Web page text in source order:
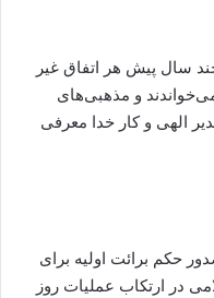
سال پیش هر اتفاق غیر
و مذهبی‌های
الهی و کار خدا معرفی
حکم برائت اولیه برای
در ارتکاب عملیات روز